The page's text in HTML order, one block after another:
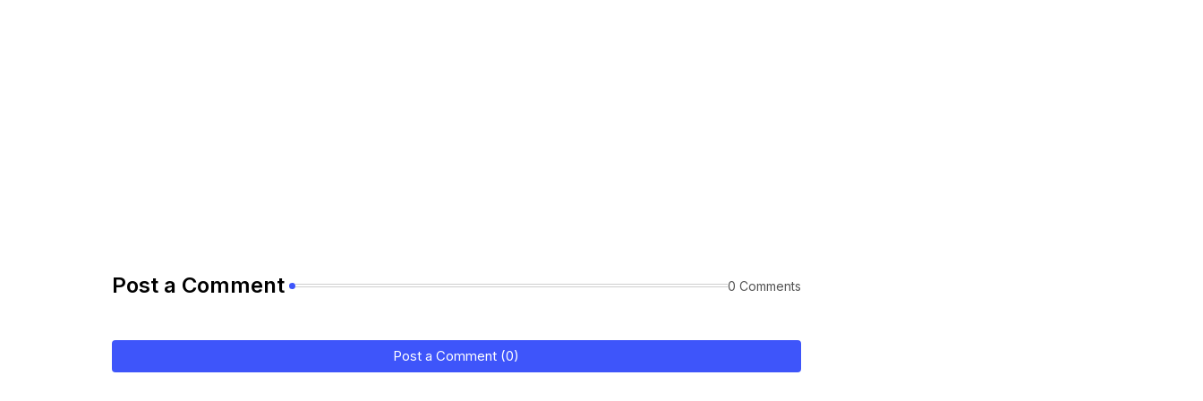
Post a Comment 0 Comments
Post a Comment (0)